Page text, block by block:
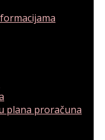
plana proračuna